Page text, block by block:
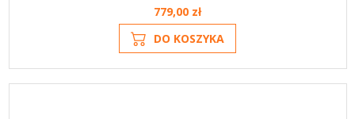
779,00 zł
DO KOSZYKA